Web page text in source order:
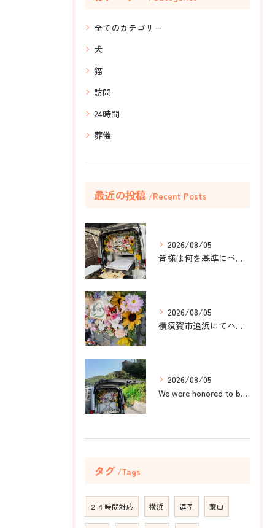
全てのカテゴリー
犬
猫
訪問
24時間
葬儀
最近の投稿 Recent Posts
2026/08/05
皆様は何を基準にペット葬儀社を選びますか？
2026/08/05
横須賀市追浜にてハムスターのみかんちゃんのペット火葬のお手伝...
2026/08/05
We were honored to be by your ...
タグ Tags
２４時間対応 横浜 逗子 葉山